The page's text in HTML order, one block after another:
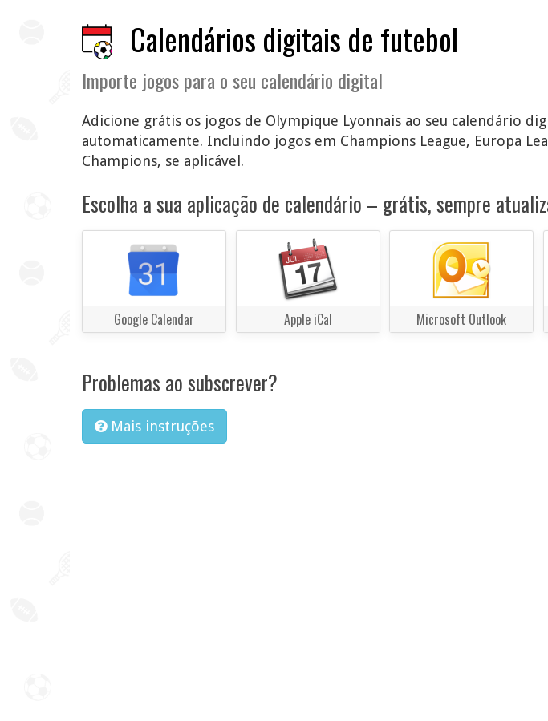
Calendários digitais de futebol
Importe jogos para o seu calendário digital
Adicione grátis os jogos de Olympique Lyonnais ao seu calendário
automaticamente. Incluindo jogos em Champions League, Europa
Champions, se aplicável.
Escolha a sua aplicação de calendário – grátis, sempre
Google Calendar Apple iCal Microsoft Outlook
Problemas ao subscrever?
Mais instruções